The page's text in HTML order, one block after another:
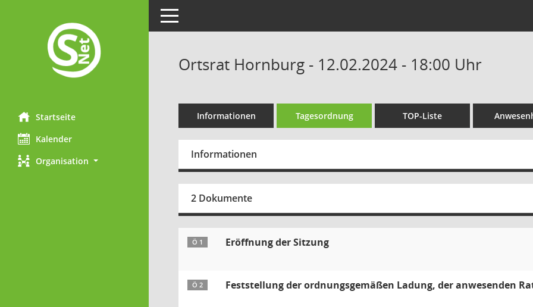
Startseite
Kalender
Organisation
Toggle navigation
Ortsrat Hornburg - 12.02.2024 - 18:00 Uhr
Informationen Tagesordnung TOP-Liste
Informationen
2 Dokumente
Ö 1 Eröffnung der Sitzung
Ö 2 Feststellung der ordnungsgemäßen Ladung, der anwesenden